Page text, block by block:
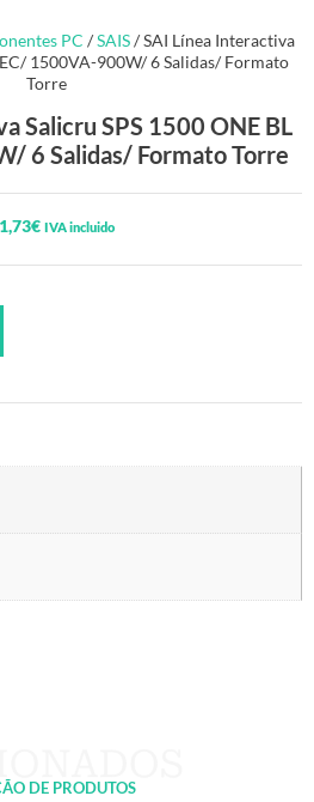
PC /SAIS/ SAI Línea Interactiva
1500VA-900W/ 6 Salidas/ Formato
Torre
Salicru SPS 1500 ONE BL
6 Salidas/ Formato Torre
€ IVA incluido
DE PRODUTOS